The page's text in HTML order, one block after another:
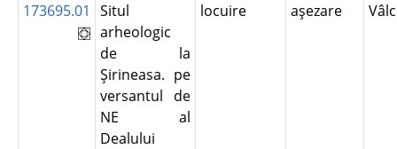
173695.01
Situl
arheologic
de la
Şirineasa. pe
versantul de
NE al
Dealului
locuire aşezare